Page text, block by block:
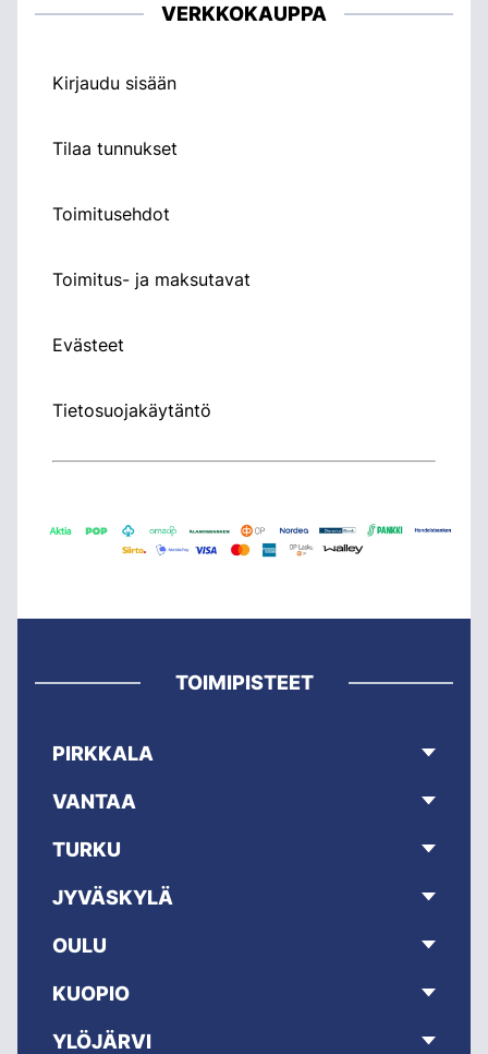
VERKKOKAUPPA
Kirjaudu sisään
Tilaa tunnukset
Toimitusehdot
Toimitus- ja maksutavat
Evästeet
Tietosuojakäytäntö
TOIMIPISTEET
PIRKKALA
VANTAA
TURKU
JYVÄSKYLÄ
OULU
KUOPIO
YLÖJÄRVI